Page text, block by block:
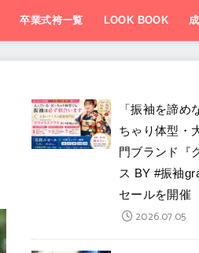
卒業式袴一覧 LOOK BOOK
「振袖を諦め
ちゃり体型・
門ブランド『
ス BY #振袖
セールを開催
2026.07.05